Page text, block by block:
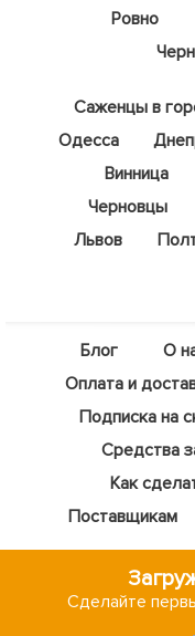
Ровно
Саженцы в
Одесса
Винница
Черновцы
Львов
Блог О
Оплата и
Подписка на
Средства
Как
Поставщикам
Сделайте